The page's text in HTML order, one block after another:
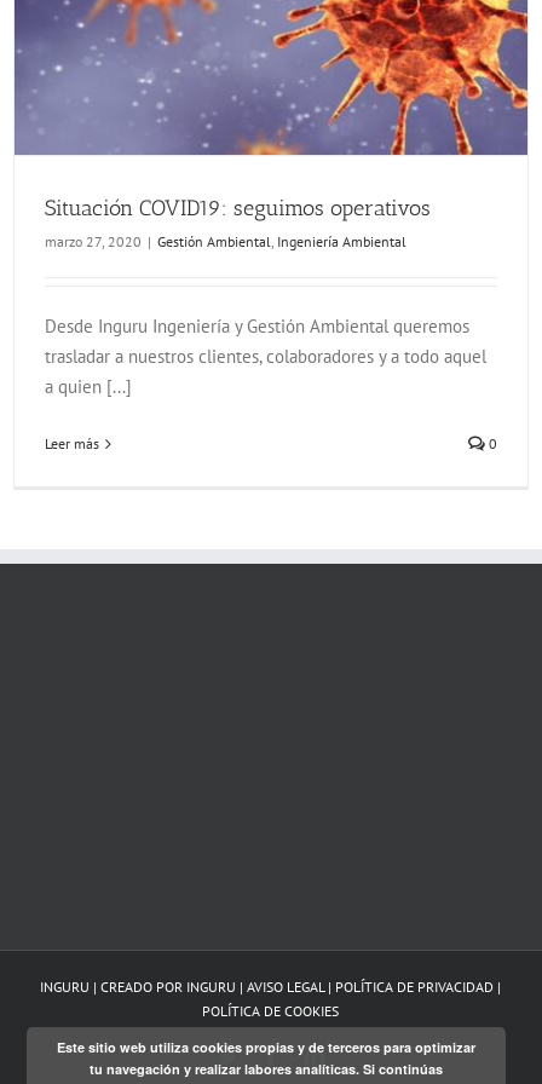
Situación COVID19: seguimos operativos
marzo 27, 2020 | Gestión Ambiental Ingeniería Ambiental
Desde Inguru Ingeniería y Gestión Ambiental queremos
trasladar a nuestros clientes, colaboradores y a todo aquel
a quien [...]
Leer más 0
INGURU | CREADO POR INGURU |AVISO LEGAL | POLÍTICA DE PRIVACIDAD |
POLÍTICA DE COOKIES
TwitterFacebookLinkedIn
Este sitio web utiliza cookies propias y de terceros para optimizar
tu navegación y realizar labores analíticas. Si continúas